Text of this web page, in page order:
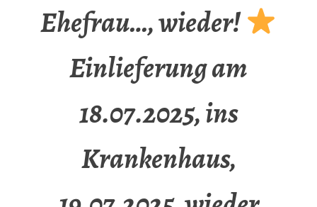
Ehefrau…, wieder!
Einlieferung am
18.07.2025, ins
Krankenhaus,